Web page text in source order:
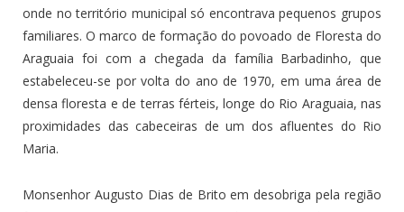
onde no território municipal só encontrava pequenos grupos
familiares. O marco de formação do povoado de Floresta do
Araguaia foi com a chegada da família Barbadinho, que
estabeleceu-se por volta do ano de 1970, em uma área de
densa floresta e de terras férteis, longe do Rio Araguaia, nas
proximidades das cabeceiras de um dos afluentes do Rio
Maria.
Monsenhor Augusto Dias de Brito em desobriga pela região